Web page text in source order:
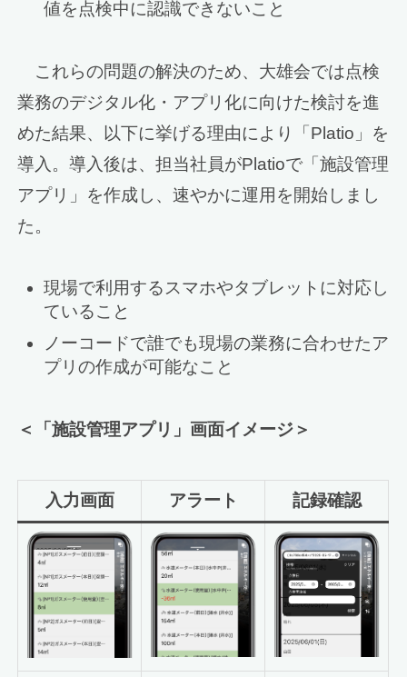
値を点検中に認識できないこと
これらの問題の解決のため、大雄会では点検
業務のデジタル化・アプリ化に向けた検討を進
めた結果、以下に挙げる理由により「Platio」を
導入。導入後は、担当社員がPlatioで「施設管理
アプリ」を作成し、速やかに運用を開始しまし
た。
現場で利用するスマホやタブレットに対応し
ていること
ノーコードで誰でも現場の業務に合わせたア
プリの作成が可能なこと
＜「施設管理アプリ」画面イメージ＞
入力画面 アラート 記録確認